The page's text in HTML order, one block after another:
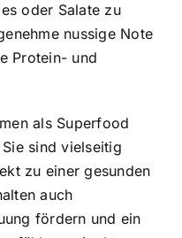
oder Salate zu
nussige Note
Protein- und
als Superfood
sind vielseitig
zu einer gesunden
auch
fördern und ein